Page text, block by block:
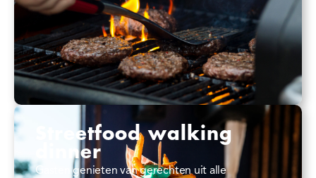
Streetfood walking
dinner
Gasten genieten van gerechten uit alle